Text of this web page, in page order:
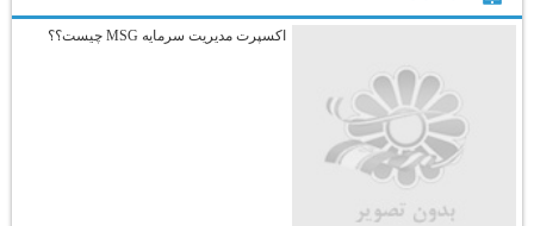
اکسپرت مدیریت سرمایه MSG چیست؟؟